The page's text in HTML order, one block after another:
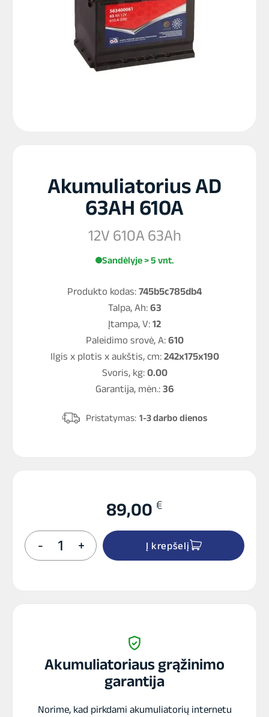
Akumuliatorius AD
63AH 610A
12V 610A 63Ah
Sandėlyje > 5 vnt.
Produkto kodas: 745b5c785db4
Talpa, Ah: 63
Įtampa, V: 12
Paleidimo srovė, A: 610
Ilgis x plotis x aukštis, cm: 242x175x190
Svoris, kg: 0.00
Garantija, mėn.: 36
Pristatymas: 1-3 darbo dienos
89,00 €
-
produkto
kiekis:
Akumuliatorius
+ Į krepšelį
Akumuliatoriaus grąžinimo
garantija
Norime, kad pirkdami akumuliatorių internetu